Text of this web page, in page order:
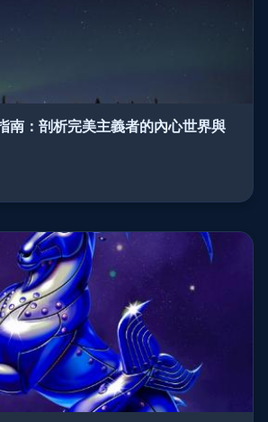
南：剖析完美主義者的內心世界與